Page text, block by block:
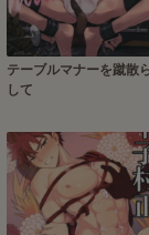
テーブルマナーを蹴散
して